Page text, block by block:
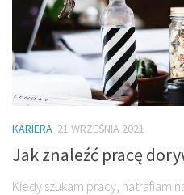
KARIERA 21 WRZEŚNIA 2021
Jak znaleźć pracę
Kiedy szukam pracy, natrafiam